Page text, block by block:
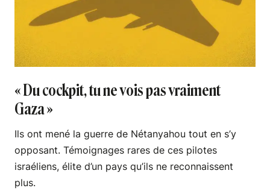
« Du cockpit, tu ne vois pas vraiment
Gaza »
Ils ont mené la guerre de Nétanyahou tout en s’y
opposant. Témoignages rares de ces pilotes
israéliens, élite d’un pays qu’ils ne reconnaissent
plus.